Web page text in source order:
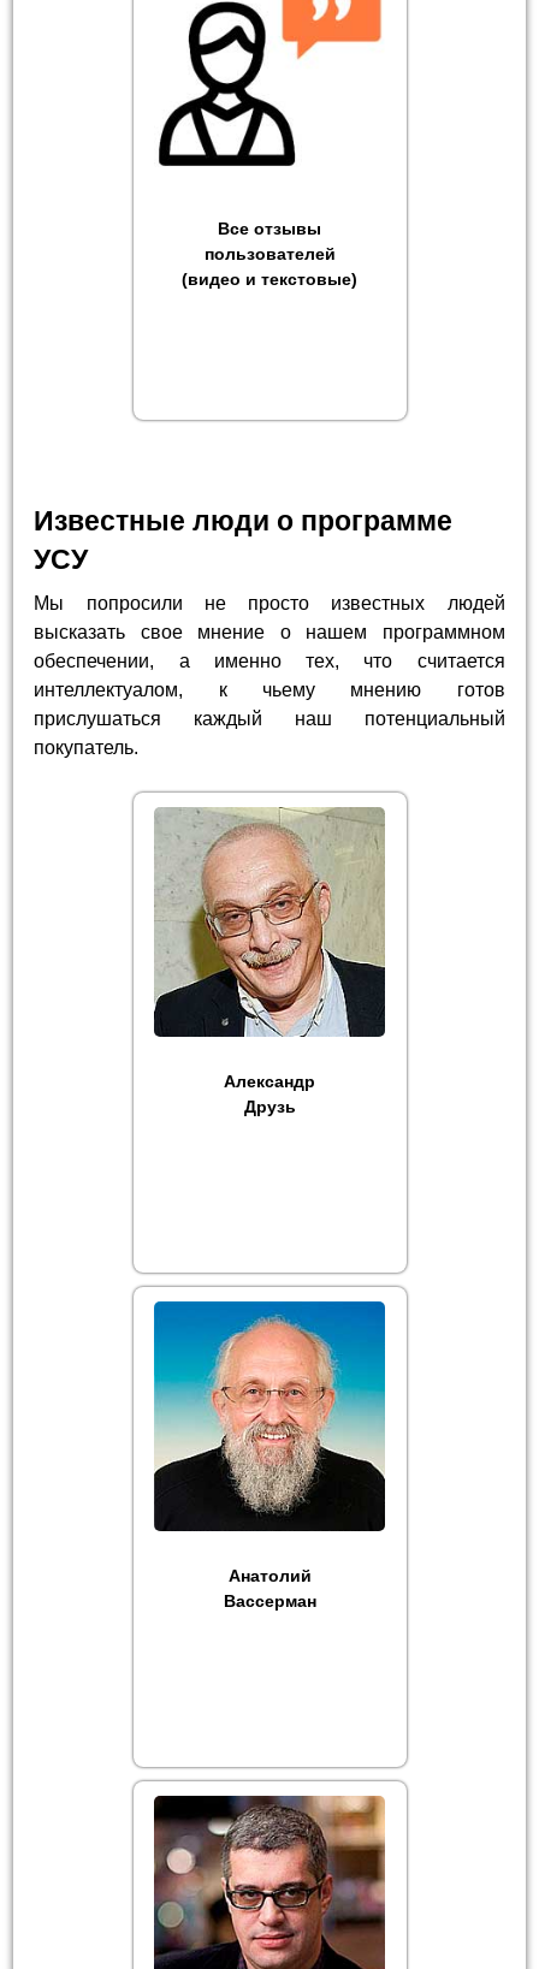
Все отзывы
пользователей
(видео и текстовые)
Известные люди о программе
УСУ
Мы попросили не просто известных людей
высказать свое мнение о нашем программном
обеспечении, а именно тех, что считается
интеллектуалом, к чьему мнению готов
прислушаться каждый наш потенциальный
покупатель.
Александр
Друзь
Анатолий
Вассерман